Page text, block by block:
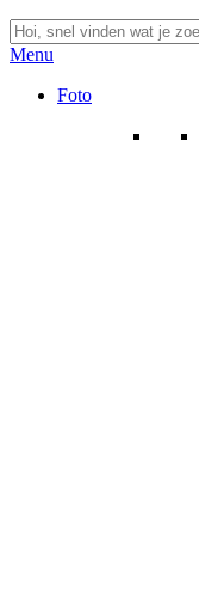
Menu
Foto